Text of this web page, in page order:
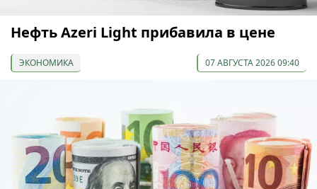
Нефть Azeri Light прибавила в цене
ЭКОНОМИКА 07 АВГУСТА 2026 09:40